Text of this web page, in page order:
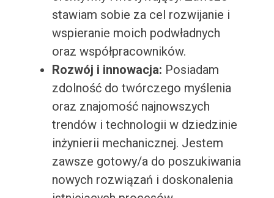
stawiam sobie za cel rozwijanie i
wspieranie moich podwładnych
oraz współpracowników.
Rozwój i innowacja: Posiadam
zdolność do twórczego myślenia
oraz znajomość najnowszych
trendów i technologii w dziedzinie
inżynierii mechanicznej. Jestem
zawsze gotowy/a do poszukiwania
nowych rozwiązań i doskonalenia